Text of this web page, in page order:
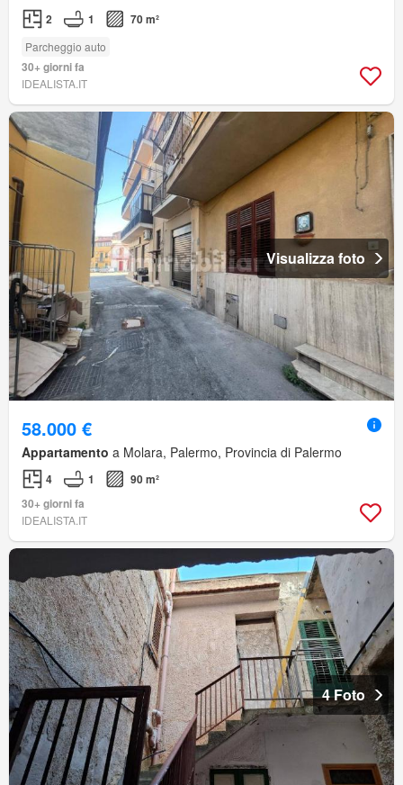
2 1 70 m²
Parcheggio auto
30+ giorni fa
IDEALISTA.IT
Visualizza foto
58.000 €
Appartamento a Molara, Palermo, Provincia di Palermo
4 1
90 m²
30+ giorni fa
IDEALISTA.IT
4 Foto